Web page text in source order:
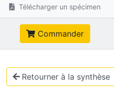
Télécharger un spécimen
Commander
Retourner à la synthèse